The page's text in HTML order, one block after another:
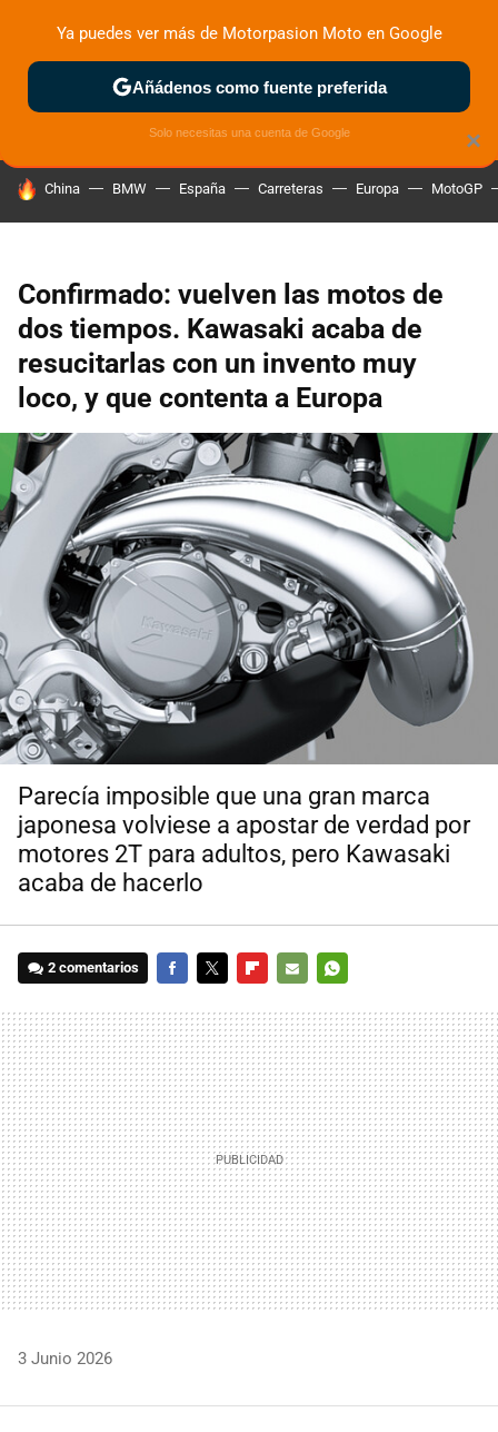
ZONA DE PRUEBAS DEPORTIVAS MOTOS ELÉCTRICAS
HOY SE HABLA DE
China BMW España Carreteras Europa MotoGP
Confirmado: vuelven las motos de
dos tiempos. Kawasaki acaba de
resucitarlas con un invento muy
loco, y que contenta a Europa
Parecía imposible que una gran marca
japonesa volviese a apostar de verdad por
motores 2T para adultos, pero Kawasaki
acaba de hacerlo
2 comentarios
MAIL
3 Junio 2026
×
Ya puedes ver más de Motorpasion Moto en Google
Añádenos como fuente preferida
Solo necesitas una cuenta de Google